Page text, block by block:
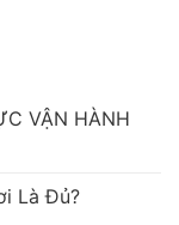
VẬN HÀNH
Là Đủ?